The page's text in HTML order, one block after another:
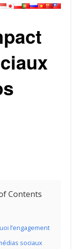
Contents
l’engagement
sociaux